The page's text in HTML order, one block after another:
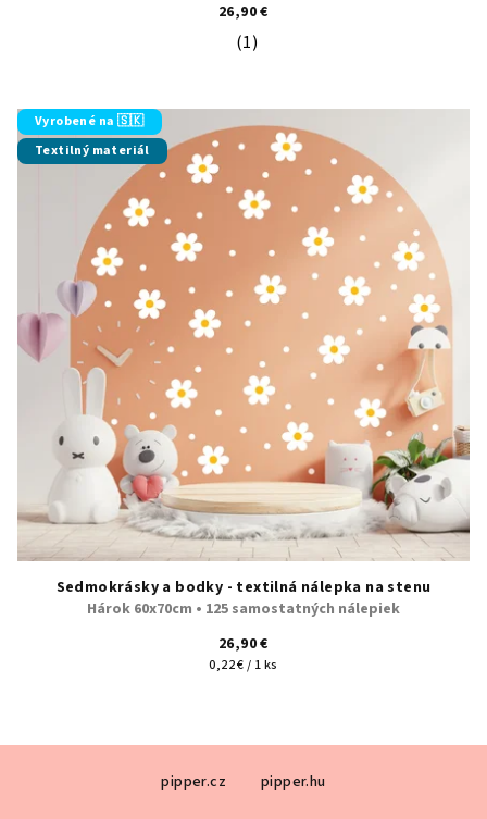
26,90 €
Priemerné hodnotenie produktu
(1)
Vyrobené na 🇸🇰
Textilný materiál
Sedmokrásky a bodky - textilná nálepka na stenu
Hárok 60x70cm • 125 samostatných nálepiek
26,90 €
Jednotková
0,22 € / 1 ks
pipper.cz pipper.hu